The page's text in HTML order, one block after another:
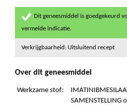
Dit geneesmiddel is goedgekeurd
vermelde indicatie.
Verkrijgbaarheid: Uitsluitend recept
Over dit geneesmiddel
Werkzame stof: